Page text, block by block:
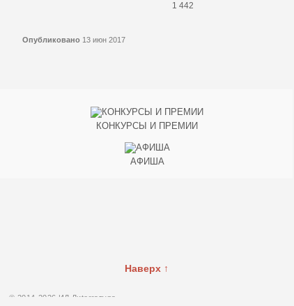
1 442
Опубликовано 13 июн 2017
КОНКУРСЫ И ПРЕМИИ
АФИША
Наверх ↑
© 2014-2026 ИД Лиterraтура